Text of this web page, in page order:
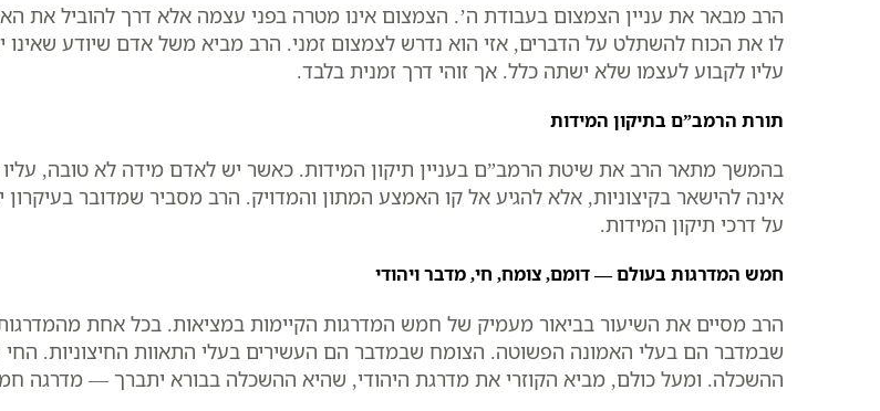
הרב מבאר את עניין הצמצום בעבודת ה’. הצמצום אינו מטרה בפני עצמה אלא דרך להוביל את
לו את הכוח להשתלט על הדברים, אזי הוא נדרש לצמצום זמני. הרב מביא משל אדם שיודע שאינו
עליו לקבוע לעצמו שלא ישתה כלל. אך זוהי דרך זמנית בלבד.
תורת הרמב”ם בתיקון המידות
בהמשך מתאר הרב את שיטת הרמב”ם בעניין תיקון המידות. כאשר יש לאדם מידה לא טובה,
אינה להישאר בקיצוניות, אלא להגיע אל קו האמצע המתון והמדויק. הרב מסביר שמדובר בעיקרון
על דרכי תיקון המידות.
חמש המדרגות בעולם — דומם, צומח, חי, מדבר ויהודי
הרב מסיים את השיעור בביאור מעמיק של חמש המדרגות הקיימות במציאות. בכל אחת
שבמדבר הם בעלי האמונה הפשוטה. הצומח שבמדבר הם העשירים בעלי התאוות החיצוניות.
ההשכלה. ומעל כולם, מביא הקוזרי את מדרגת היהודי, שהיא ההשכלה בבורא יתברך — מדרגה